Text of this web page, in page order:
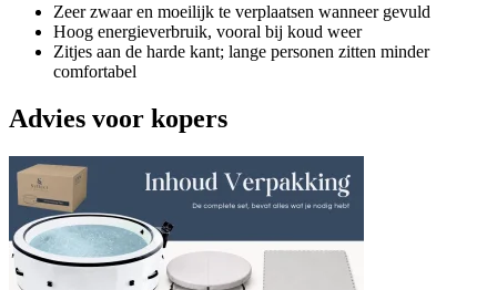
Zeer zwaar en moeilijk te verplaatsen wanneer gevuld
Hoog energieverbruik, vooral bij koud weer
Zitjes aan de harde kant; lange personen zitten minder
comfortabel
Advies voor kopers